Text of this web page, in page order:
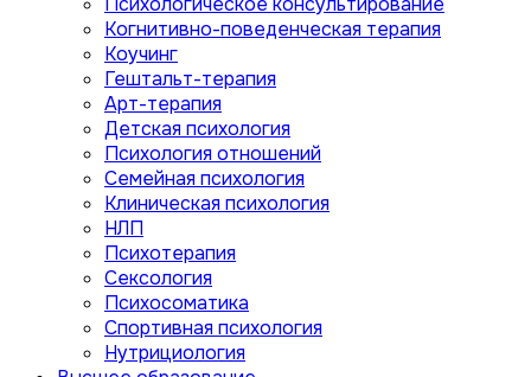
Когнитивно-поведенческая терапия
Коучинг
Гештальт-терапия
Арт-терапия
Детская психология
Психология отношений
Семейная психология
Клиническая психология
НЛП
Психотерапия
Сексология
Психосоматика
Спортивная психология
Нутрициология